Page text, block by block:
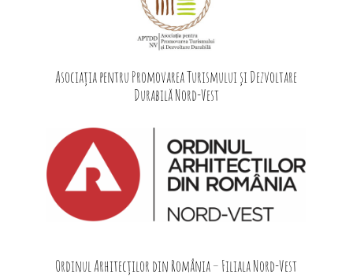
Asociația pentru Promovarea Turismului și Dezvoltare
Durabilă Nord-Vest
Ordinul Arhitecților din România – Filiala Nord-Vest